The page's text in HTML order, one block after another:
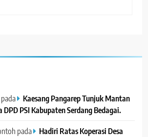
pada
Kaesang Pangarep Tunjuk Mantan
DPD PSI Kabupaten Serdang Bedagai.
pada
Hadiri Ratas Koperasi Desa